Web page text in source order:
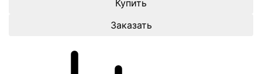
Заказать